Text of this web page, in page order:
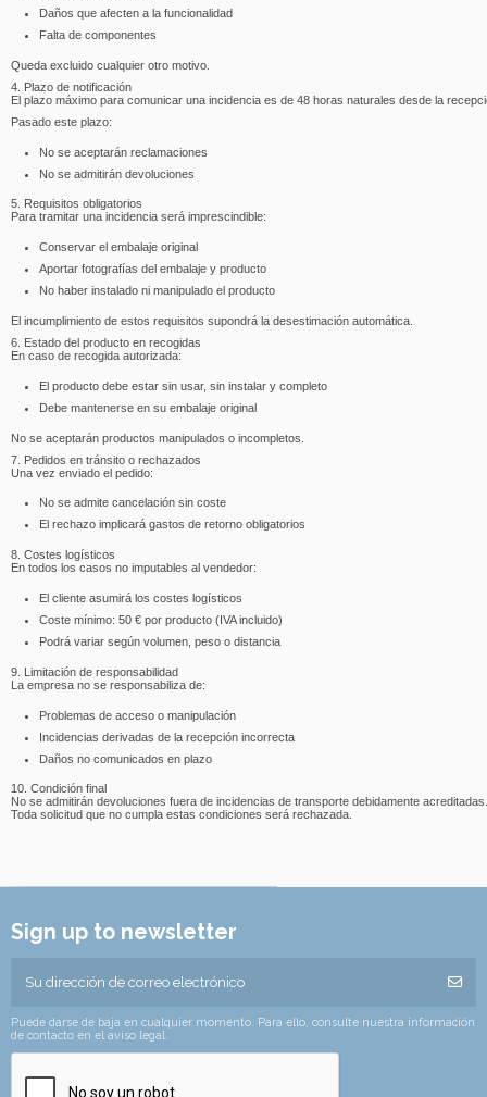
Daños que afecten a la funcionalidad
Falta de componentes
Queda excluido cualquier otro motivo.
4. Plazo de notificación
El plazo máximo para comunicar una incidencia es de 48 horas naturales desde la
Pasado este plazo:
No se aceptarán reclamaciones
No se admitirán devoluciones
5. Requisitos obligatorios
Para tramitar una incidencia será imprescindible:
Conservar el embalaje original
Aportar fotografías del embalaje y producto
No haber instalado ni manipulado el producto
El incumplimiento de estos requisitos supondrá la desestimación automática.
6. Estado del producto en recogidas
En caso de recogida autorizada:
El producto debe estar sin usar, sin instalar y completo
Debe mantenerse en su embalaje original
No se aceptarán productos manipulados o incompletos.
7. Pedidos en tránsito o rechazados
Una vez enviado el pedido:
No se admite cancelación sin coste
El rechazo implicará gastos de retorno obligatorios
8. Costes logísticos
En todos los casos no imputables al vendedor:
El cliente asumirá los costes logísticos
Coste mínimo: 50 € por producto (IVA incluido)
Podrá variar según volumen, peso o distancia
9. Limitación de responsabilidad
La empresa no se responsabiliza de:
Problemas de acceso o manipulación
Incidencias derivadas de la recepción incorrecta
Daños no comunicados en plazo
10. Condición final
No se admitirán devoluciones fuera de incidencias de transporte debidamente acreditadas.
Toda solicitud que no cumpla estas condiciones será rechazada.
Sign up to newsletter
Puede darse de baja en cualquier momento. Para ello, consulte nuestra información
de contacto en el aviso legal.